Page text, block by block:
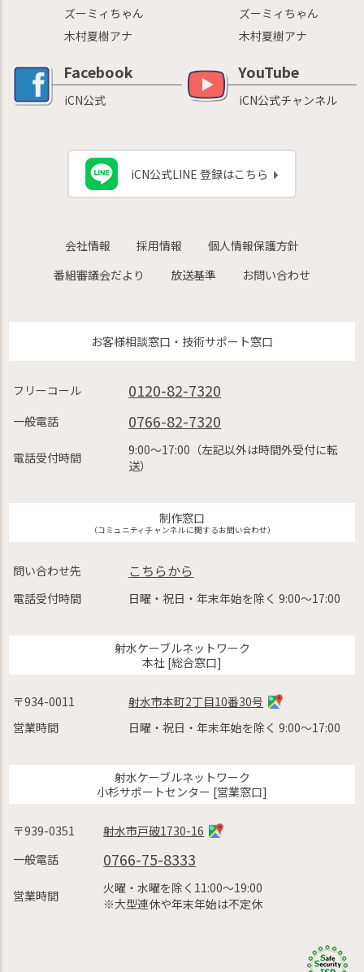
ズーミィちゃん
木村夏樹アナ
ズーミィちゃん
木村夏樹アナ
Facebook
iCN公式
YouTube
iCN公式チャンネル
iCN公式LINE 登録はこちら
会社情報 採用情報
個人情報保護方針
番組審議会だより
放送基準 お問い合わせ
お客様相談窓口・技術サポート窓口
フリーコール 0120-82-7320
一般電話 0766-82-7320
電話受付時間
9:00〜17:00（左記以外は時間外受付に転
送）
制作窓口
（コミュニティチャンネルに関するお問い合わせ）
問い合わせ先 こちらから
電話受付時間 日曜・祝日・年末年始を除く 9:00〜17:00
射水ケーブルネットワーク
本社 [総合窓口]
〒934-0011
射水市本町2丁目10番30号
営業時間
日曜・祝日・年末年始を除く 9:00〜17:00
射水ケーブルネットワーク
小杉サポートセンター [営業窓口]
〒939-0351
射水市戸破1730-16
一般電話
0766-75-8333
営業時間
火曜・水曜を除く11:00〜19:00
※大型連休や年末年始は不定休